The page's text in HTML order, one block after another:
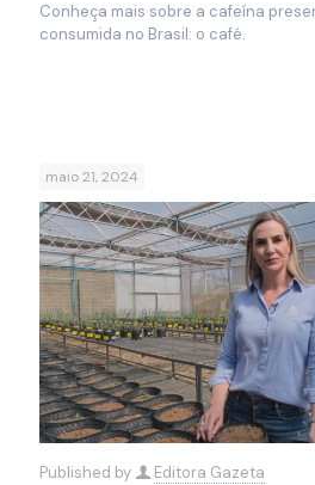
Conheça mais sobre a cafeína
consumida no Brasil: o café.
maio 21, 2024
Published by
Editora Gazeta